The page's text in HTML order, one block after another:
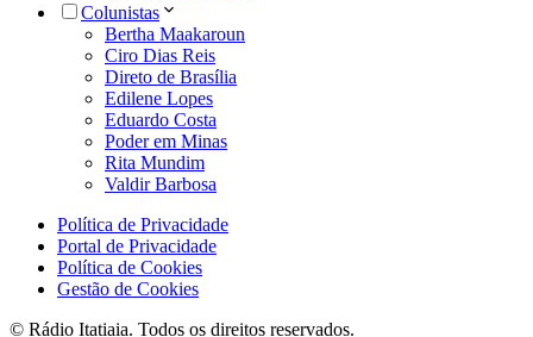
Colunistas
Bertha Maakaroun
Ciro Dias Reis
Direto de Brasília
Edilene Lopes
Eduardo Costa
Poder em Minas
Rita Mundim
Valdir Barbosa
Política de Privacidade
Portal de Privacidade
Política de Cookies
Gestão de Cookies
© Rádio Itatiaia. Todos os direitos reservados.